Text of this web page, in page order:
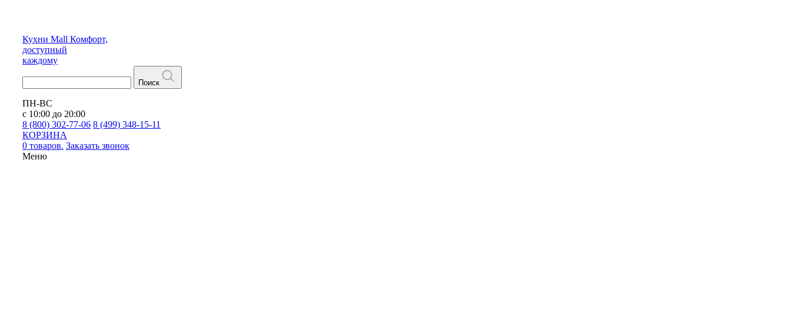
Кухни Mall Комфорт,
доступный
каждому
Поиск
ПН-ВС
с 10:00 до 20:00
8 (800) 302-77-06 8 (499) 348-15-11
КОРЗИНА
0 товаров. Заказать звонок
Меню